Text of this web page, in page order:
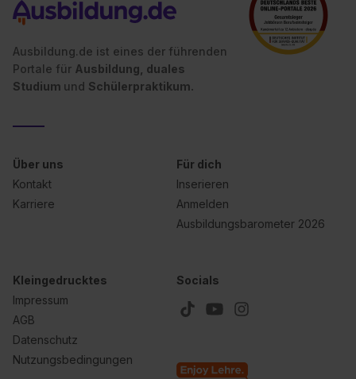
Ausbildung.de ist eines der führenden
Portale für Ausbildung, duales
Studium und Schülerpraktikum.
Über uns
Kontakt
Karriere
Für dich
Inserieren
Anmelden
Ausbildungsbarometer 2026
Kleingedrucktes
Impressum
AGB
Datenschutz
Nutzungsbedingungen
Socials